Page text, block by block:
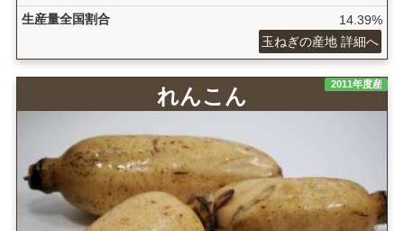
生産量全国割合
14.39%
玉ねぎの産地 詳細へ
2011年度産
れんこん